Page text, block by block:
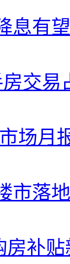
息有
交
场月
市落
补